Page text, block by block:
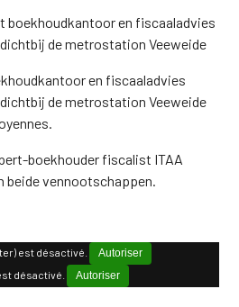
boekhoudkantoor en fiscaaladvies
de metrostation Veeweide
en fiscaaladvies
de metrostation Veeweide
boekhouder fiscalist ITAA
beide vennootschappen.
est désactivé.
Autoriser
désactivé.
Autoriser